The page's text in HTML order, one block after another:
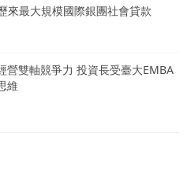
來最大規模國際銀團社會貸款
營雙軸競爭力 投資長受臺大EMBA
維